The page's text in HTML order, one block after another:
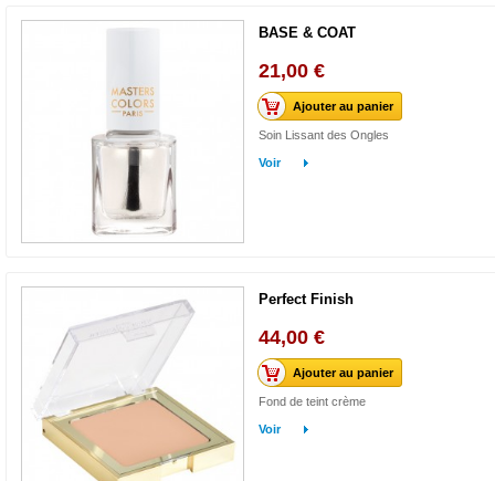
BASE & COAT
21,00 €
Ajouter au panier
Soin Lissant des Ongles
Voir
Perfect Finish
44,00 €
Ajouter au panier
Fond de teint crème
Voir